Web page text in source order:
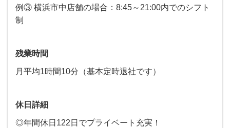
例③ 横浜市中店舗の場合：8:45～21:00内でのシフト
制
残業時間
月平均1時間10分（基本定時退社です）
休日詳細
◎年間休日122日でプライベート充実！